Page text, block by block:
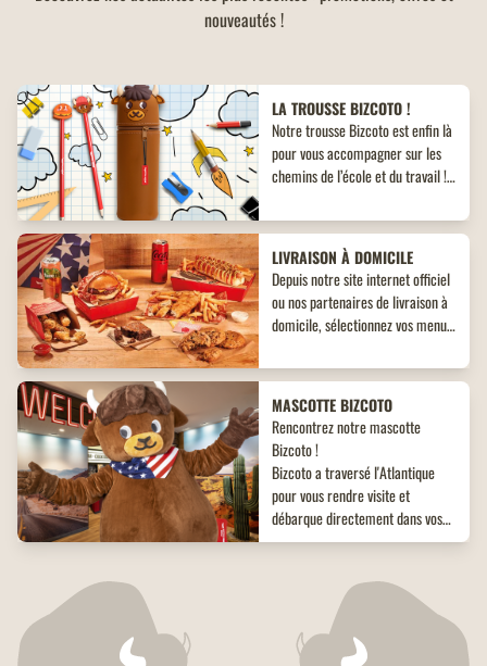
nouveautés !
LA TROUSSE BIZCOTO !
Notre trousse Bizcoto est enfin là
pour vous accompagner sur les
chemins de l’école et du travail !
inédit à ne pas manquer !
LIVRAISON À DOMICILE
Depuis notre site internet officiel
ou nos partenaires de livraison à
domicile, sélectionnez vos menus,
desserts. Un large choix de plats
envies !
MASCOTTE BIZCOTO
Rencontrez notre mascotte
Bizcoto !
Bizcoto a traversé l'Atlantique
pour vous rendre visite et
débarque directement dans vos
restaurants Buffalo Grill*! Venez
et offrez à vos enfants une
expérience unique et mémorable
Buffalo Grill présente son
nouveau programme de fidélité :
Buffalo Pass.
Découvrez en avant-première